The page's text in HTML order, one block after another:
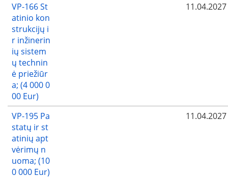
VP-166 St
atinio kon
strukcijų i
r inžinerin
ių sistem
ų technin
ė priežiūr
a; (4 000 0
00 Eur)
11.04.2027
VP-195 Pa
statų ir st
atinių apt
vėrimų n
uoma; (10
0 000 Eur)
11.04.2027